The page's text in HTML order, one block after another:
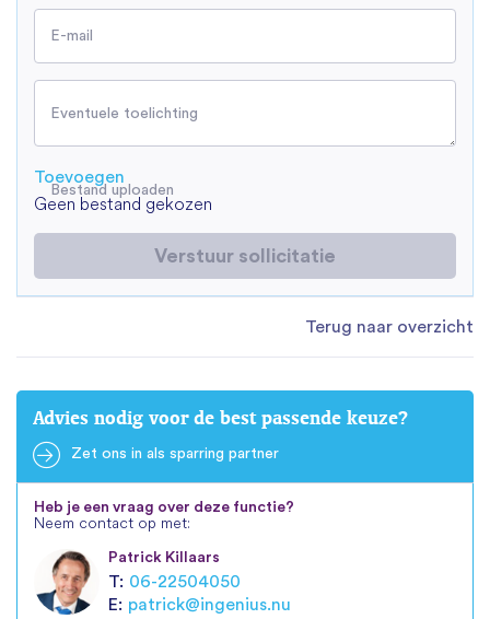
E-mail
Eventuele toelichting
Bestand uploaden
Toevoegen
Geen bestand gekozen
Verstuur sollicitatie
Terug naar overzicht
Advies nodig voor de best passende keuze?
Zet ons in als sparring partner
Heb je een vraag over deze functie?
Neem contact op met:
Patrick Killaars
T: 06-22504050
E: patrick@ingenius.nu